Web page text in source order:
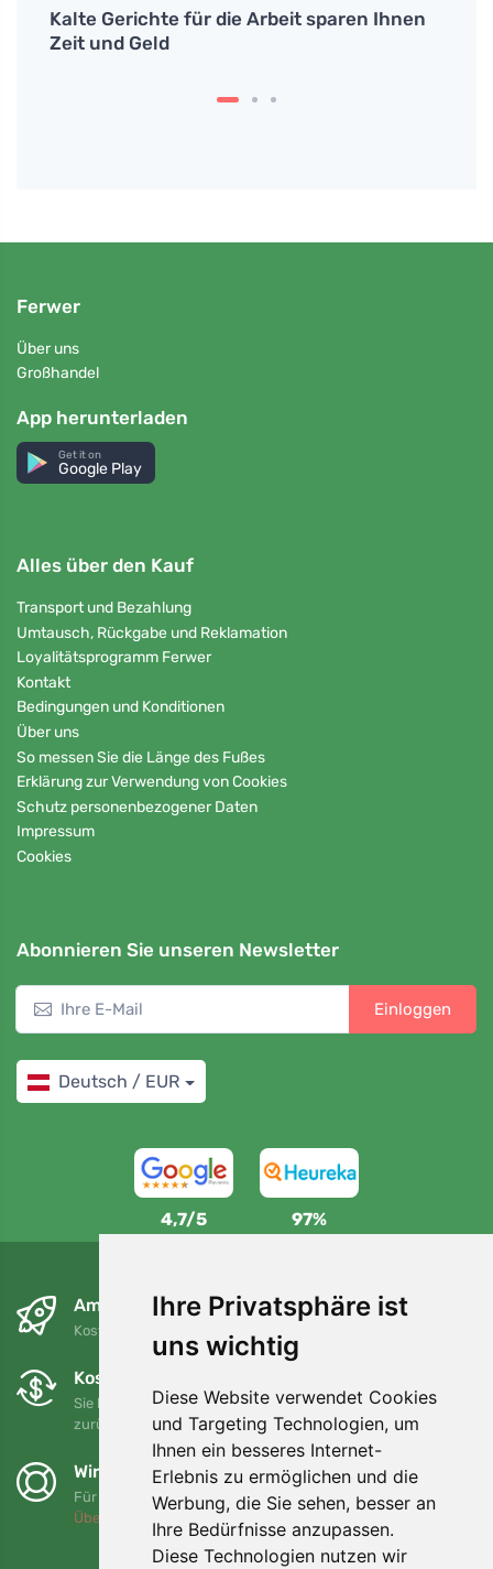
Ihre Privatsphäre ist
uns wichtig
Diese Website verwendet Cookies
und Targeting Technologien, um
Ihnen ein besseres Internet-
Erlebnis zu ermöglichen und die
Werbung, die Sie sehen, besser an
Ihre Bedürfnisse anzupassen.
Diese Technologien nutzen wir
Kalte Gerichte für die Arbeit sparen Ihnen
Zeit und Geld
Ferwer
Über uns
Großhandel
App herunterladen
Get it on
Google Play
Alles über den Kauf
Transport und Bezahlung
Umtausch, Rückgabe und Reklamation
Loyalitätsprogramm Ferwer
Kontakt
Bedingungen und Konditionen
Über uns
So messen Sie die Länge des Fußes
Erklärung zur Verwendung von Cookies
Schutz personenbezogener Daten
Impressum
Cookies
Abonnieren Sie unseren Newsletter
Einloggen
Deutsch / EUR
4,7/5 97%
Am nächsten Tag und kostenlos
Kostenloser Versand für Bestellungen über 80 EUR
Kostenloser Umtausch und Rückgabe
Sie können Ihre Bestellung jederzeit innerhalb von 90 Tagen
zurückgeben oder umtauschen.
Wir unterstützen Trees.org
Für jede Bestellung pflanzen wir einen Baum! Mehr lesen
Über uns